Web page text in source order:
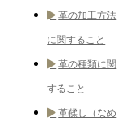
革の加工方法
に関すること
革の種類に関
すること
革鞣し（なめ